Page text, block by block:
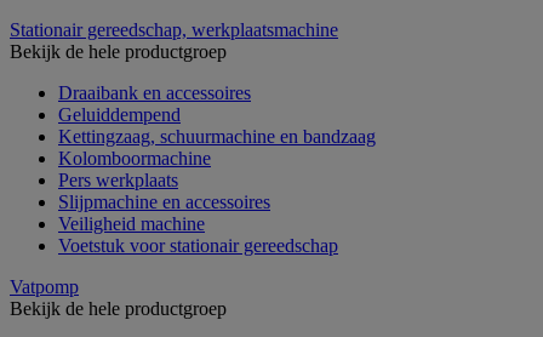
Stationair gereedschap, werkplaatsmachine
Bekijk de hele productgroep
Draaibank en accessoires
Geluiddempend
Kettingzaag, schuurmachine en bandzaag
Kolomboormachine
Pers werkplaats
Slijpmachine en accessoires
Veiligheid machine
Voetstuk voor stationair gereedschap
Vatpomp
Bekijk de hele productgroep